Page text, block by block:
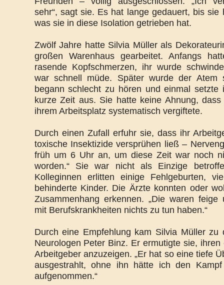
sehr“, sagt sie. Es hat lange gedauert, bis sie
was sie in diese Isolation getrieben hat.
Zwölf Jahre hatte Silvia Müller als
großen Warenhaus gearbeitet. Anfangs
rasende Kopfschmerzen, ihr wurde
war schnell müde. Später wurde der Atem
begann schlecht zu hören und einmal setzte
kurze Zeit aus. Sie hatte keine Ahnung,
ihrem Arbeitsplatz systematisch vergiftete.
Durch einen Zufall erfuhr sie, dass ihr
toxische Insektizide versprühen ließ –
früh um 6 Uhr an, um diese Zeit war noch
worden.“ Sie war nicht als Einzige
Kolleginnen erlitten einige Fehlgeburten,
behinderte Kinder. Die Ärzte konnten oder
Zusammenhang erkennen. „Die waren feige
mit Berufskrankheiten nichts zu tun haben.“
Durch eine Empfehlung kam Silvia Müller zu
Neurologen Peter Binz. Er ermutigte sie, ihren
Arbeitgeber anzuzeigen. „Er hat so eine tiefe
ausgestrahlt, ohne ihn hätte ich den
aufgenommen.“